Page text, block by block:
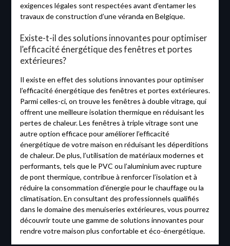
exigences légales sont respectées avant d’entamer les
travaux de construction d’une véranda en Belgique.
Existe-t-il des solutions innovantes pour optimiser
l’efficacité énergétique des fenêtres et portes
extérieures?
Il existe en effet des solutions innovantes pour optimiser
l’efficacité énergétique des fenêtres et portes extérieures.
Parmi celles-ci, on trouve les fenêtres à double vitrage, qui
offrent une meilleure isolation thermique en réduisant les
pertes de chaleur. Les fenêtres à triple vitrage sont une
autre option efficace pour améliorer l’efficacité
énergétique de votre maison en réduisant les déperditions
de chaleur. De plus, l’utilisation de matériaux modernes et
performants, tels que le PVC ou l’aluminium avec rupture
de pont thermique, contribue à renforcer l’isolation et à
réduire la consommation d’énergie pour le chauffage ou la
climatisation. En consultant des professionnels qualifiés
dans le domaine des menuiseries extérieures, vous pourrez
découvrir toute une gamme de solutions innovantes pour
rendre votre maison plus confortable et éco-énergétique.